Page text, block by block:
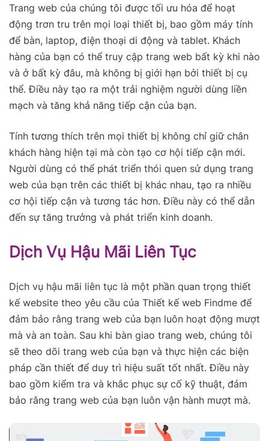
Trang web của chúng tôi được tối ưu hóa để hoạt
động trơn tru trên mọi loại thiết bị, bao gồm máy tính
để bàn, laptop, điện thoại di động và tablet. Khách
hàng của bạn có thể truy cập trang web bất kỳ khi nào
và ở bất kỳ đâu, mà không bị giới hạn bởi thiết bị cụ
thể. Điều này tạo ra một trải nghiệm người dùng liền
mạch và tăng khả năng tiếp cận của bạn.
Tính tương thích trên mọi thiết bị không chỉ giữ chân
khách hàng hiện tại mà còn tạo cơ hội tiếp cận mới.
Người dùng có thể phát triển thói quen sử dụng trang
web của bạn trên các thiết bị khác nhau, tạo ra nhiều
cơ hội tiếp cận và tương tác hơn. Điều này có thể dẫn
đến sự tăng trưởng và phát triển kinh doanh.
Dịch Vụ Hậu Mãi Liên Tục
Dịch vụ hậu mãi liên tục là một phần quan trọng thiết
kế website theo yêu cầu của Thiết kế web Findme để
đảm bảo rằng trang web của bạn luôn hoạt động mượt
mà và an toàn. Sau khi bàn giao trang web, chúng tôi
sẽ theo dõi trang web của bạn và thực hiện các biện
pháp cần thiết để duy trì hiệu suất tốt nhất. Điều này
bao gồm kiểm tra và khắc phục sự cố kỹ thuật, đảm
bảo rằng trang web của bạn luôn vận hành mượt mà.